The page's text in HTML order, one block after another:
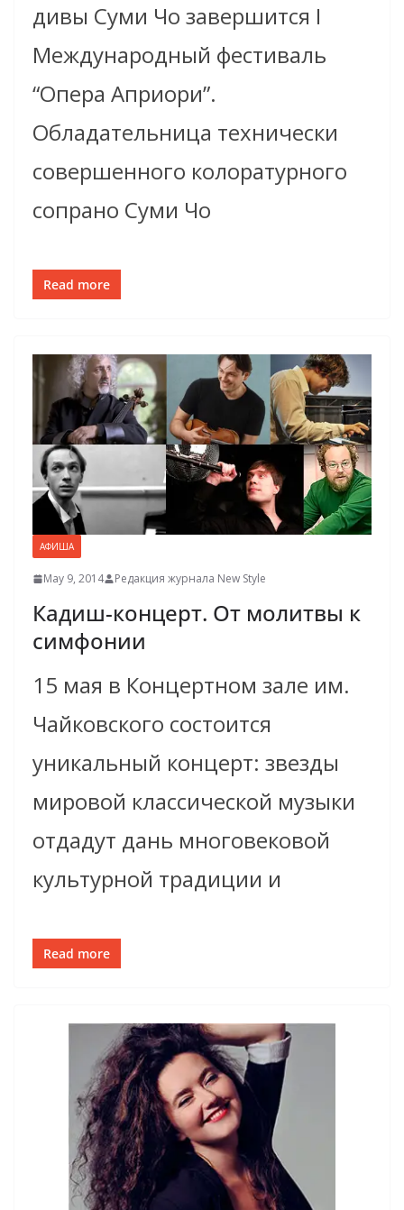
дивы Суми Чо завершится I
Международный фестиваль
“Опера Априори”.
Обладательница технически
совершенного колоратурного
сопрано Суми Чо
Read more
АФИША
May 9, 2014 Редакция журнала New Style
Кадиш-концерт. От молитвы к
симфонии
15 мая в Концертном зале им.
Чайковского состоится
уникальный концерт: звезды
мировой классической музыки
отдадут дань многовековой
культурной традиции и
Read more